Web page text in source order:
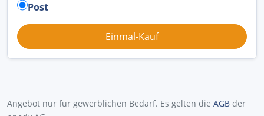
Post
Angebot nur für gewerblichen Bedarf. Es gelten die AGB der